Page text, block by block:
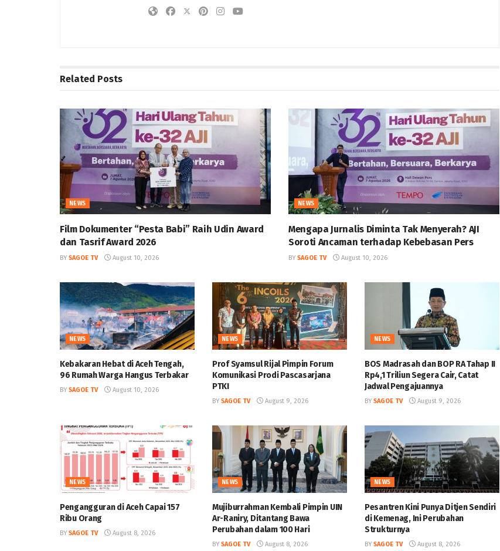
Related Posts
NEWS
Film Dokumenter “Pesta Babi” Raih Udin Award
dan Tasrif Award 2026
BY SAGOE TV August 10, 2026
NEWS
Mengapa Jurnalis Diminta Tak Menyerah? AJI
Soroti Ancaman terhadap Kebebasan Pers
BY SAGOE TV August 10, 2026
NEWS
Kebakaran Hebat di Aceh Tengah,
96 Rumah Warga Hangus Terbakar
BY SAGOE TV August 10, 2026
NEWS
Prof Syamsul Rijal Pimpin Forum
Komunikasi Prodi Pascasarjana
PTKI
BY SAGOE TV August 9, 2026
NEWS
BOS Madrasah dan BOP RA Tahap II
Rp4,1 Triliun Segera Cair, Catat
Jadwal Pengajuannya
BY SAGOE TV August 9, 2026
NEWS
Pengangguran di Aceh Capai 157
Ribu Orang
BY SAGOE TV August 8, 2026
NEWS
Mujiburrahman Kembali Pimpin UIN
Ar-Raniry, Ditantang Bawa
Perubahan dalam 100 Hari
BY SAGOE TV August 8, 2026
NEWS
Pesantren Kini Punya Ditjen Sendiri
di Kemenag, Ini Perubahan
Strukturnya
BY SAGOE TV August 8, 2026